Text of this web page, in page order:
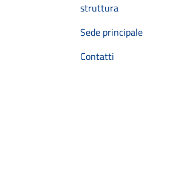
struttura
Sede principale
Contatti